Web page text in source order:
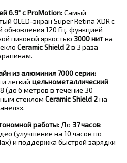
6.9" с ProMotion:Самый
OLED-экран Super Retina XDR с
обновления 120 Гц, функцией
пиковой яркостью 3000 нитна
Ceramic Shield 2в 3 раза
.
из алюминия 7000 серии:
легкий цельнометаллический
(до 6 метров в течение 30
стеклом Ceramic Shield 2на
.
работы: До 37 часов
(улучшение на 10 часов по
и поддержка быстрой зарядки